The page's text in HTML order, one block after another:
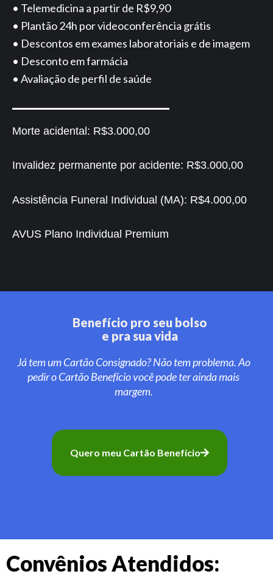
• Telemedicina a partir de R$9,90
• Plantão 24h por videoconferência grátis
• Descontos em exames laboratoriais e de imagem
• Desconto em farmácia
• Avaliação de perfil de saúde
Morte acidental: R$3.000,00
Invalidez permanente por acidente: R$3.000,00
Assistência Funeral Individual (MA): R$4.000,00
AVUS Plano Individual Premium
Benefício pro seu bolso
e pra sua vida
Já tem um Cartão Consignado? Não tem problema. Ao
pedir o Cartão Benefício você pode ter ainda mais
margem.
Quero meu Cartão Benefício
Convênios Atendidos: